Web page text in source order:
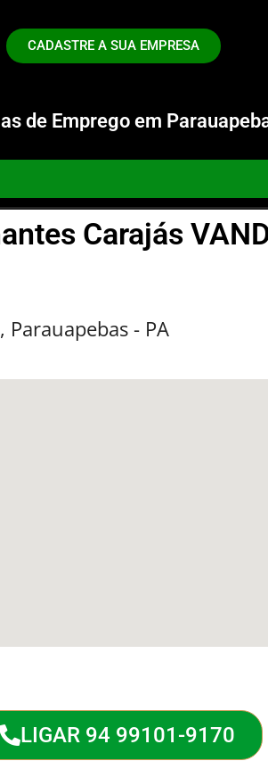
CADASTRE A SUA EMPRESA
de Emprego em
Carajás
- PA
LIGAR 94 99101-9170